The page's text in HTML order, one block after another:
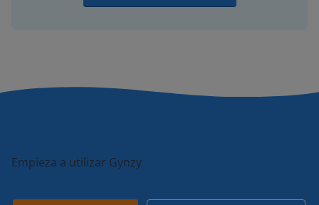
Empieza a utilizar Gynzy